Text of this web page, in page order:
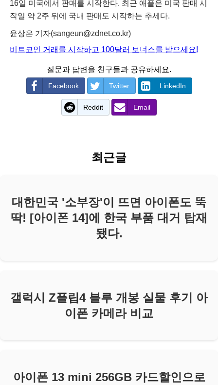
16일 미국에서 판매를 시작한다. 최근 애플은 미국 판매 시
작일 약 2주 뒤에 국내 판매도 시작하는 추세다.
윤상은 기자(sangeun@zdnet.co.kr)
비트코인 거래를 시작하고 100달러 보너스를 받으세요!
질문과 답변을 친구들과 공유하세요.
Facebook Twitter LinkedIn
Reddit Email
최근글
대한민국 '소부장'이 뜨면 아이폰도 뚝
딱! [아이폰 14]에 한국 부품 대거 탑재
됐다.
갤럭시 Z플립4 블루 개봉 실물 후기 아
이폰 카메라 비교
아이폰 13 mini 256GB 카드할인으로